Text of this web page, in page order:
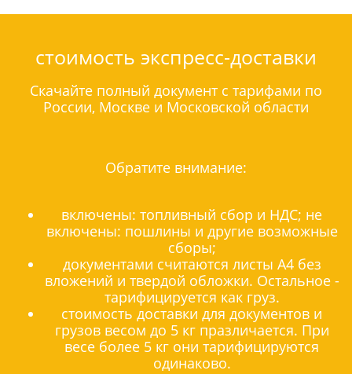
стоимость экспресс-доставки
Скачайте полный документ с тарифами по
России, Москве и Московской области
Обратите внимание:
включены: топливный сбор и НДС; не
включены: пошлины и другие возможные
сборы;
документами считаются листы А4 без
вложений и твердой обложки. Остальное -
тарифицируется как груз.
стоимость доставки для документов и
грузов весом до 5 кг празличается. При
весе более 5 кг они тарифицируются
одинаково.